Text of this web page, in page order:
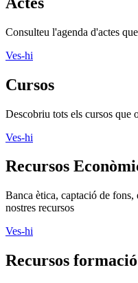
Consulteu l'agenda d'actes
Ves-hi
Cursos
Descobriu tots els cursos que
Ves-hi
Recursos
Banca ètica, captació de
nostres recursos
Ves-hi
Recursos formació